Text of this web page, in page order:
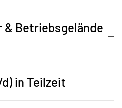
Betriebsgelände
in Teilzeit